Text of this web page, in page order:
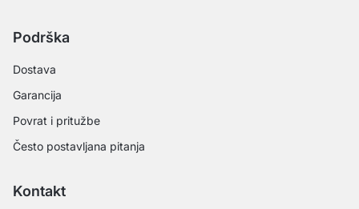
Podrška
Dostava
Garancija
Povrat i pritužbe
Često postavljana pitanja
Kontakt